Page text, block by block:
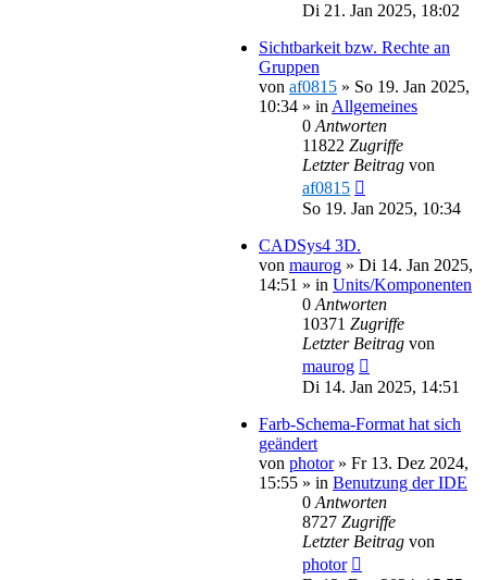
Di 21. Jan 2025, 18:02
Sichtbarkeit bzw. Rechte an
Gruppen
von af0815 » So 19. Jan 2025,
10:34 » in Allgemeines
0 Antworten
11822 Zugriffe
Letzter Beitrag von
af0815
So 19. Jan 2025, 10:34
CADSys4 3D.
von maurog » Di 14. Jan 2025,
14:51 » in Units/Komponenten
0 Antworten
10371 Zugriffe
Letzter Beitrag von
maurog
Di 14. Jan 2025, 14:51
Farb-Schema-Format hat sich
geändert
von photor» Fr 13. Dez 2024,
15:55 » in Benutzung der IDE
0 Antworten
8727 Zugriffe
Letzter Beitrag von
photor